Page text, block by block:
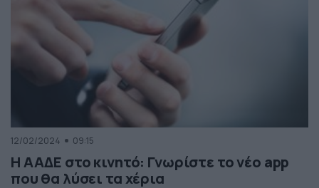
12/02/2024 09:15
Η ΑΑΔΕ στο κινητό: Γνωρίστε το νέο app
που θα λύσει τα χέρια